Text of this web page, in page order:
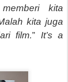
kita
kita juga
film.” It’s a